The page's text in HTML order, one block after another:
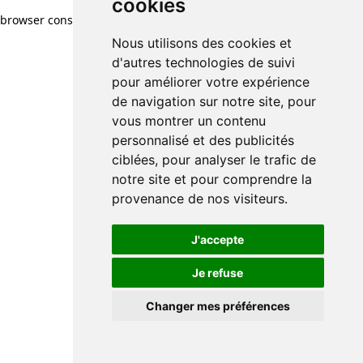
cookies
Nous utilisons des cookies et
d'autres technologies de suivi
pour améliorer votre expérience
de navigation sur notre site, pour
vous montrer un contenu
personnalisé et des publicités
ciblées, pour analyser le trafic de
notre site et pour comprendre la
provenance de nos visiteurs.
J'accepte
Je refuse
Changer mes préférences
browser console for more information)